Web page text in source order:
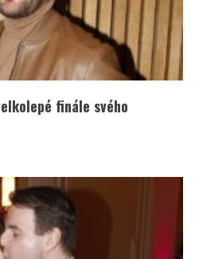
finále svého